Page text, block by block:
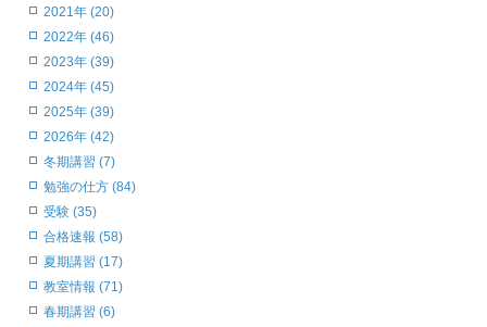
2021年 (20)
2022年 (46)
2023年 (39)
2024年 (45)
2025年 (39)
2026年 (42)
冬期講習 (7)
勉強の仕方 (84)
受験 (35)
合格速報 (58)
夏期講習 (17)
教室情報 (71)
春期講習 (6)